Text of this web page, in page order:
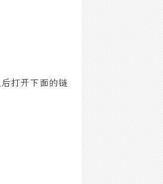
打开下面的链